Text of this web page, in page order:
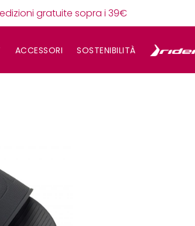
gratuite sopra i 39€
ACCESSORI SOSTENIBILITÀ